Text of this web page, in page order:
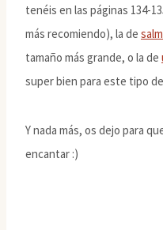
tenéis en las páginas 134-
más recomiendo), la de
tamaño más grande, o la de
super bien para este tipo
Y nada más, os dejo para
encantar :)